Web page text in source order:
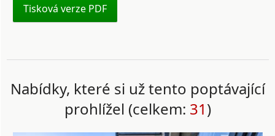
Tisková verze PDF
Nabídky, které si už tento poptávající
prohlížel (celkem: 31)